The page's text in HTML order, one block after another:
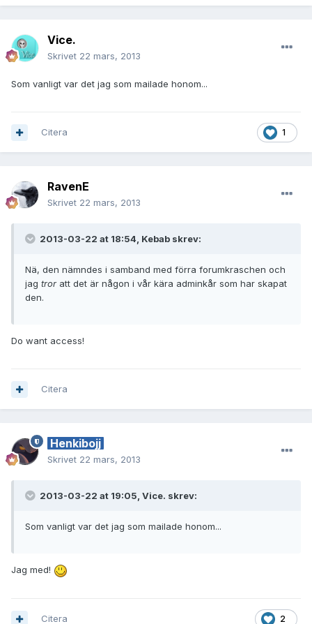
Vice.
Skrivet 22 mars, 2013
Som vanligt var det jag som mailade honom...
1
Citera
RavenE
Skrivet 22 mars, 2013
2013-03-22 at 18:54, Kebab skrev:
Nä, den nämndes i samband med förra forumkraschen och
jag tror att det är någon i vår kära adminkår som har skapat
den.
Do want access!
Citera
Henkibojj
Skrivet 22 mars, 2013
2013-03-22 at 19:05, Vice. skrev:
Som vanligt var det jag som mailade honom...
Jag med!
2
Citera